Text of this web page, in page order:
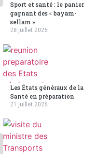
Sport et santé : le panier
gagnant des « bayam-
sellam »
28 juillet 2026
Les États généraux de la
Santé en préparation
21 juillet 2026